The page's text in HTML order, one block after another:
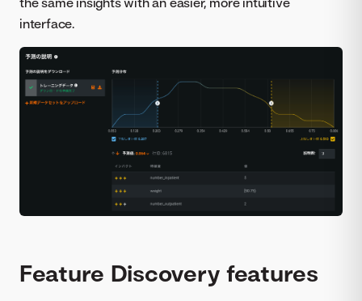
interface.
Feature Discovery features